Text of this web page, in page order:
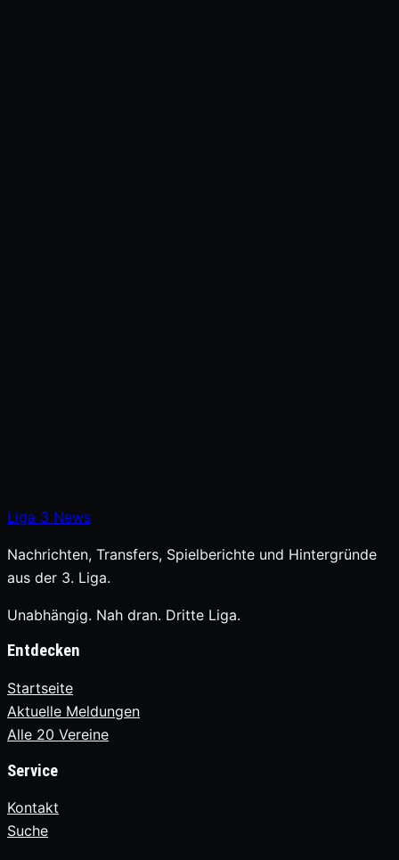
Liga 3 News
Nachrichten, Transfers, Spielberichte und Hintergründe
aus der 3. Liga.
Unabhängig. Nah dran. Dritte Liga.
Entdecken
Startseite
Aktuelle Meldungen
Alle 20 Vereine
Service
Kontakt
Suche